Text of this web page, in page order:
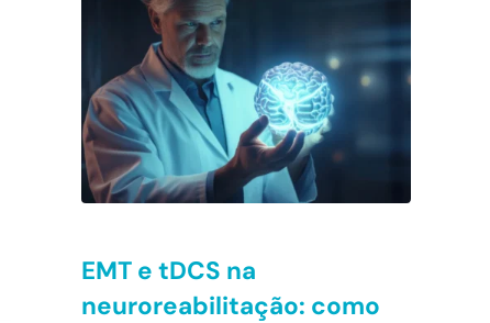
EMT e tDCS na
neuroreabilitação: como